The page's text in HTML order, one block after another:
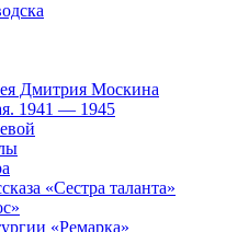
Дмитрия Москина
1941 — 1945
«Сестра таланта»
«Ремарка»